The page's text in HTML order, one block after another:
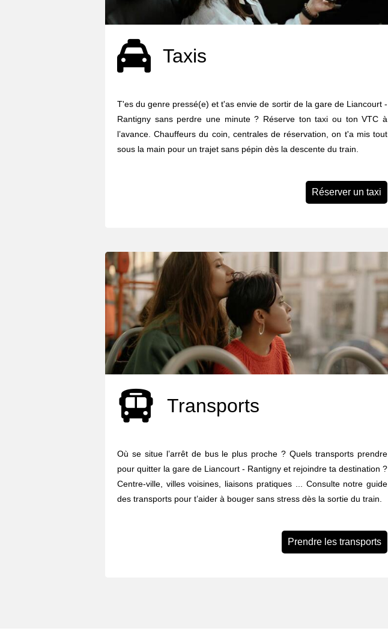
Taxis
T'es du genre pressé(e) et t'as envie de sortir de la gare de Liancourt -
Rantigny sans perdre une minute ? Réserve ton taxi ou ton VTC à
l’avance. Chauffeurs du coin, centrales de réservation, on t'a mis tout
sous la main pour un trajet sans pépin dès la descente du train.
Réserver un taxi
Transports
Où se situe l’arrêt de bus le plus proche ? Quels transports prendre
pour quitter la gare de Liancourt - Rantigny et rejoindre ta destination ?
Centre-ville, villes voisines, liaisons pratiques ... Consulte notre guide
des transports pour t’aider à bouger sans stress dès la sortie du train.
Prendre les transports